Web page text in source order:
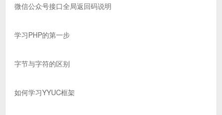
微信公众号接口全局返回码说明
学习PHP的第一步
字节与字符的区别
如何学习YYUC框架